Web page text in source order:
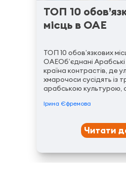
ТОП 10
місць в ОАЕ
ТОП 10 обов’язкових
ОАЕОб’єднані
країна контрастів, де
хмарочоси сусідять із
арабською культурою, а
поєднуються з
можливість відвідати
місця, подивитися...
Ірина Єфремова
Читати